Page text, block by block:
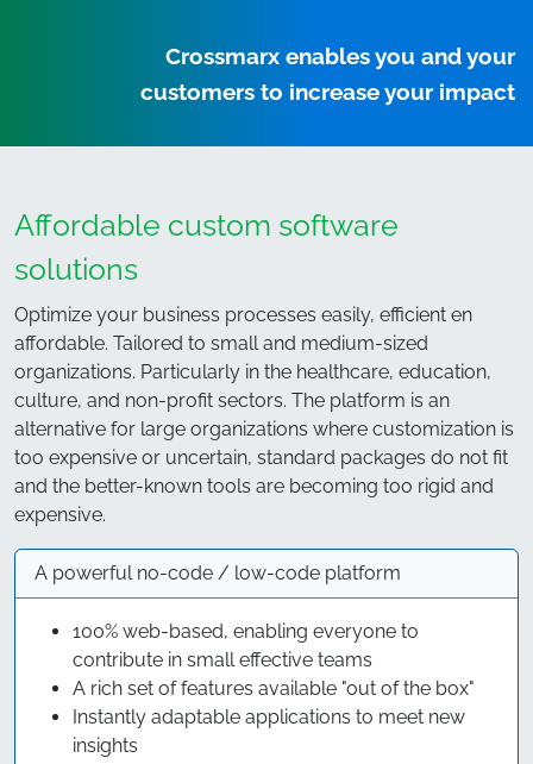
Crossmarx enables you and your
customers to increase your impact
Affordable custom software
solutions
Optimize your business processes easily, efficient en
affordable. Tailored to small and medium-sized
organizations. Particularly in the healthcare, education,
culture, and non-profit sectors. The platform is an
alternative for large organizations where customization is
too expensive or uncertain, standard packages do not fit
and the better-known tools are becoming too rigid and
expensive.
A powerful no-code / low-code platform
100% web-based, enabling everyone to
contribute in small effective teams
A rich set of features available "out of the box"
Instantly adaptable applications to meet new
insights